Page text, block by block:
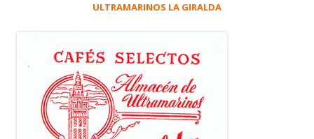
ULTRAMARINOS LA GIRALDA